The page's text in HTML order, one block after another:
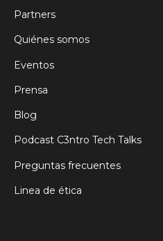
Partners
Quiénes somos
Eventos
Prensa
Blog
Podcast C3ntro Tech Talks
Preguntas frecuentes
Linea de ética